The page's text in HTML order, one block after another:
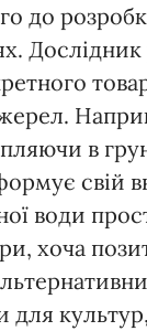
до
в
свій
води
хоча
для